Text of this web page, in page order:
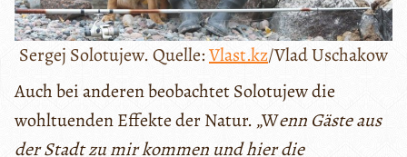
Sergej Solotujew. Quelle:Vlast.kz/Vlad Uschakow
Auch bei anderen beobachtet Solotujew die
wohltuenden Effekte der Natur. „Wenn Gäste aus
der Stadt zu mir kommen und hier die